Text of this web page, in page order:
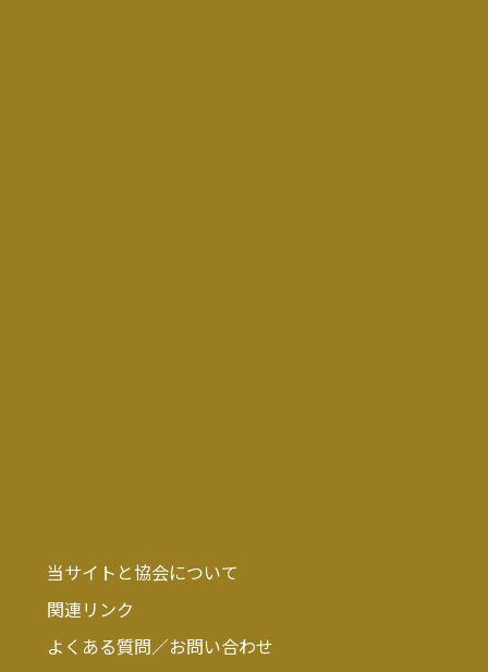
当サイトと協会について
関連リンク
よくある質問／お問い合わせ